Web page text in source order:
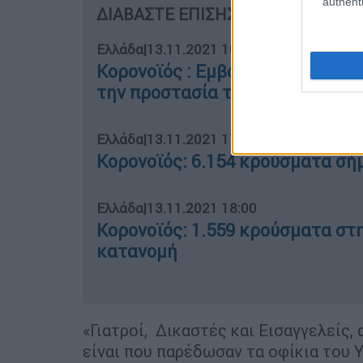
ΔΙΑΒΑΣΤΕ ΕΠΙΣΗΣ
Ελλάδα|13.11.2021 10:52
Κορονοϊός : Εμβολιασμός, τρίτη
την προστασία του ΕΣΥ
Ελλάδα|13.11.2021 17:56
Κορονοϊός: 6.154 κρούσματα
Ελλάδα|13.11.2021 18:00
Κορονοϊός: 1.559 κρούσματα
κατανομή
«Γιατροί, Δικαστές και
είναι που παρέδωσαν τα οφίκια του